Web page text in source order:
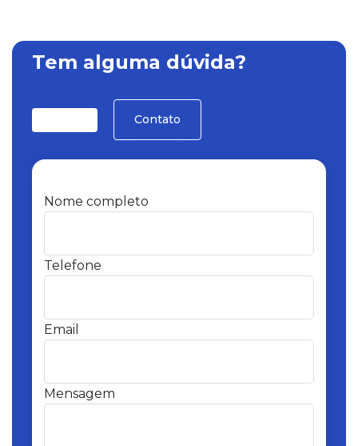
Tem alguma dúvida?
Contato
Nome completo
Telefone
Email
Mensagem